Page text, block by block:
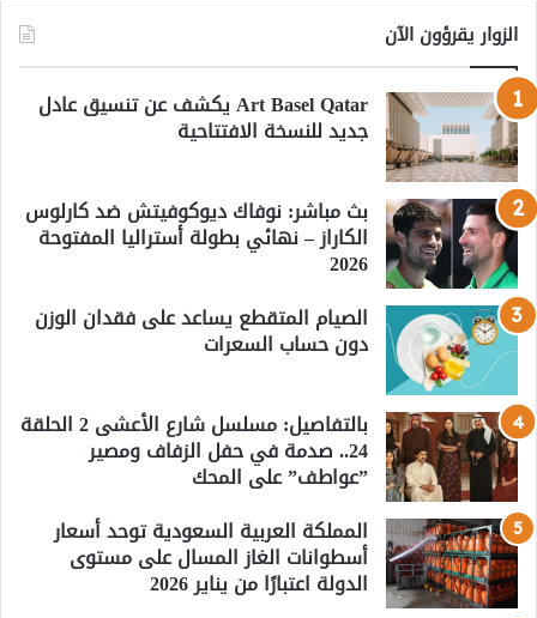
الزوار يقرؤون الآن
Art Basel Qatar يكشف عن تنسيق عادل
جديد للنسخة الافتتاحية
بث مباشر: نوفاك ديوكوفيتش ضد كارلوس
الكاراز – نهائي بطولة أستراليا المفتوحة
2026
الصيام المتقطع يساعد على فقدان الوزن
دون حساب السعرات
بالتفاصيل: مسلسل شارع الأعشى 2 الحلقة
24.. صدمة في حفل الزفاف ومصير
”عواطف” على المحك
المملكة العربية السعودية توحد أسعار
أسطوانات الغاز المسال على مستوى
الدولة اعتبارًا من يناير 2026